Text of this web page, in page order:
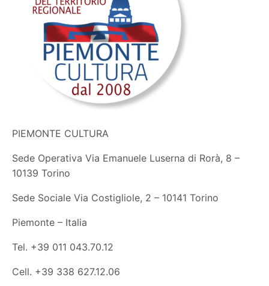
PIEMONTE CULTURA
Sede Operativa Via Emanuele Luserna di Rorà, 8 –
10139 Torino
Sede Sociale Via Costigliole, 2 – 10141 Torino
Piemonte – Italia
Tel. +39 011 043.70.12
Cell. +39 338 627.12.06